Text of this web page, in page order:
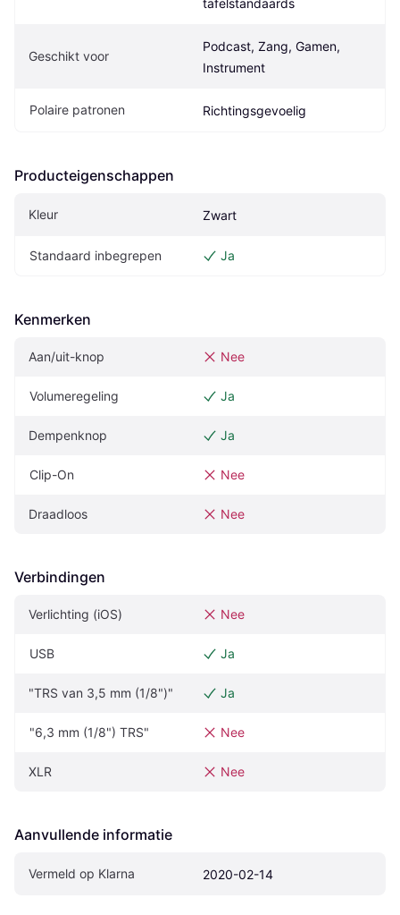
Geschikt voor
Podcast, Zang, Gamen,
Instrument
Polaire patronen Richtingsgevoelig
Producteigenschappen
Kleur Zwart
Standaard inbegrepen Ja
Kenmerken
Aan/uit-knop Nee
Volumeregeling Ja
Dempenknop Ja
Clip-On Nee
Draadloos Nee
Verbindingen
Verlichting (iOS) Nee
USB Ja
"TRS van 3,5 mm (1/8")" Ja
"6,3 mm (1/8") TRS" Nee
XLR Nee
Aanvullende informatie
Vermeld op Klarna 2020-02-14